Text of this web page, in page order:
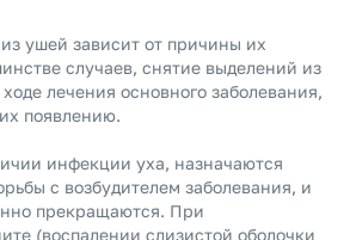
ушей зависит от причины их
случаев, снятие выделений из
лечения основного заболевания,
появлению.
инфекции уха, назначаются
с возбудителем заболевания, и
прекращаются. При
(воспалении слизистой оболочки